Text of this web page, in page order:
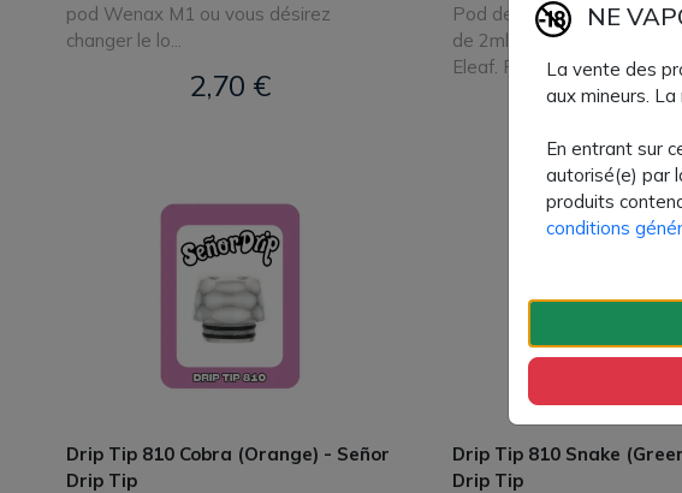
pod Wenax M1 ou vous désirez
changer le lo...
2,70 €
Pod de remplacement
de 2ml pour le kit pod iSolo
Eleaf. P...
2,80 €
Drip Tip 810 Cobra (Orange) - Señor
Drip Tip
Drip Tip 810 Snake
Drip Tip
NE
La vente des
aux mineurs.
En entrant sur
autorisé(e) par
produits
conditions